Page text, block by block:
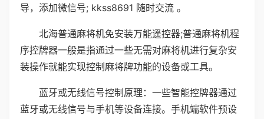
导，添加微信号; kkss8691 随时交流 。
北海普通麻将机免安装万能遥控器;普通麻将机程
序控牌器一般是指通过一些无需对麻将机进行复杂安
装操作就能实现控制麻将牌功能的设备或工具。
蓝牙或无线信号控制原理：一些智能控牌器通过
蓝牙或无线信号与手机等设备连接。手机端软件预设